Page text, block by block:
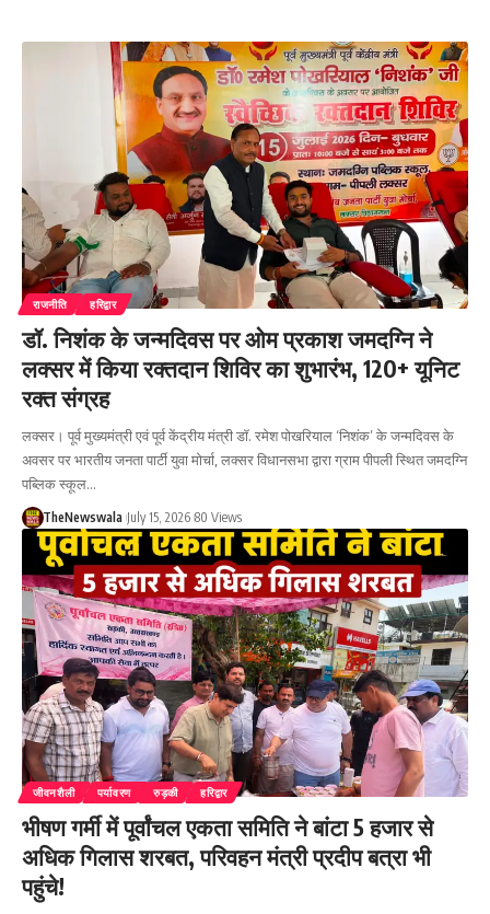
राजनीति हरिद्वार
डॉ. निशंक के जन्मदिवस पर ओम प्रकाश जमदग्नि ने
लक्सर में किया रक्तदान शिविर का शुभारंभ, 120+ यूनिट
रक्त संग्रह
लक्सर। पूर्व मुख्यमंत्री एवं पूर्व केंद्रीय मंत्री डॉ. रमेश पोखरियाल ‘निशंक’ के जन्मदिवस के
अवसर पर भारतीय जनता पार्टी युवा मोर्चा, लक्सर विधानसभा द्वारा ग्राम पीपली स्थित जमदग्नि
पब्लिक स्कूल…
TheNewswala July 15, 2026 80 Views
जीवनशैली पर्यावरण रुड़की हरिद्वार
भीषण गर्मी में पूर्वांचल एकता समिति ने बांटा 5 हजार से
अधिक गिलास शरबत, परिवहन मंत्री प्रदीप बत्रा भी
पहुंचे!